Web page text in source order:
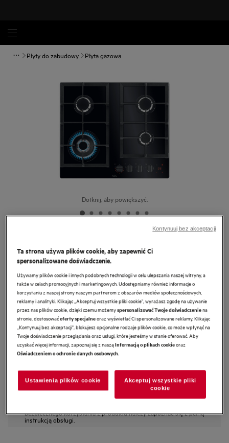
Płyty do zabudowy Płyta gazowa
Dotknij, aby powiększyć.
Płyta gazowa 8000 Flamelight 60
cm
4.6 (99)
Karta informacyjna produktu
Cechy
Płyta gazowa FlameLight w przejrzysty sposób wyświetla wielkość
płomienia.
Dzięki FlameLight szybko poznasz, czy palnik jest włączony.
Technologia StepPower zapewnia precyzyjną regulację mocy.
Instrukcje bezpieczeństwa i ostrzeżenia dotyczące
bezpieczeństwa zgodnie z rozporządzeniem UE 2023/988 są
bezpiecznego korzystania z produktu należy zapoznać się z pełną
instrukcją obsługi.
Ta strona używa plików cookie, aby zapewnić Ci
spersonalizowane doświadczenie.
Używamy plików cookie i innych podobnych technologii w celu ulepszania naszej witryny, a
także w celach promocyjnych i marketingowych. Udostępniamy również informacje o
korzystaniu z naszej strony naszym partnerom z obszarów mediów społecznościowych,
reklamy i analityki. Klikając „Akceptuj wszystkie pliki cookie", wyrażasz zgodę na używanie
przez nas plików cookie, dzięki czemu możemyspersonalizować Twoje doświadczeniena
stronie, dostosowaćoferty specjalneoraz wyświetlać Ci spersonalizowane reklamy. Klikając
„Kontynuuj bez akceptacji", blokujesz opcjonalne rodzaje plików cookie, co może wpłynąć na
Twoje doświadczenie przeglądania oraz usługi, które jesteśmy w stanie oferować. Aby
uzyskać więcej informacji, zapoznaj się z nasząInformacją o plikach cookieoraz
Oświadczeniem o ochronie danych osobowych.
Ustawienia plików cookie
Akceptuj wszystkie pliki
cookie
Kontynuuj bez akceptacji